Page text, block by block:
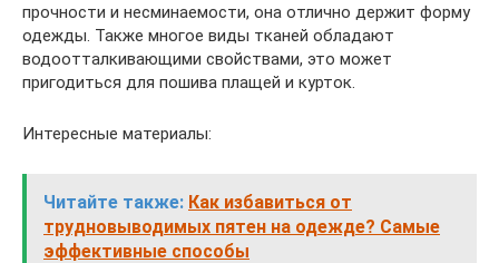
прочности и несминаемости, она отлично держит форму
одежды. Также многое виды тканей обладают
водоотталкивающими свойствами, это может
пригодиться для пошива плащей и курток.
Интересные материалы:
Читайте также: Как избавиться от
трудновыводимых пятен на одежде? Самые
эффективные способы